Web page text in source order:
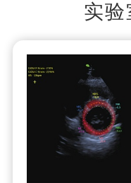
实验